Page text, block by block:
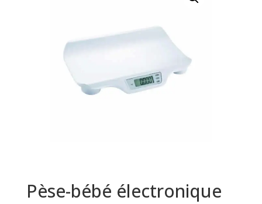
Pèse-bébé électronique